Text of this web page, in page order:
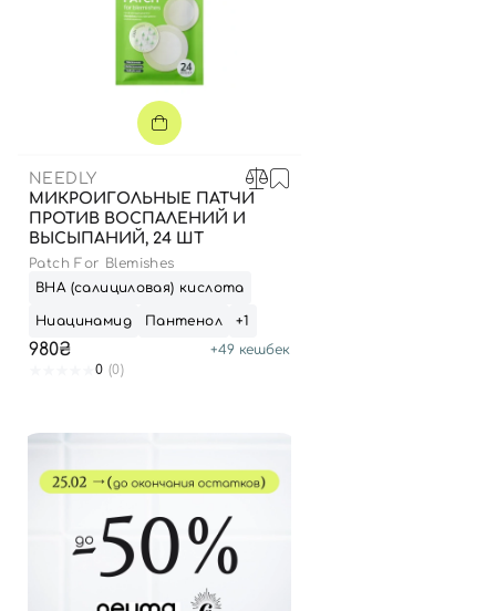
NEEDLY
МИКРОИГОЛЬНЫЕ ПАТЧИ
ПРОТИВ ВОСПАЛЕНИЙ И
ВЫСЫПАНИЙ, 24 ШТ
Patch For Blemishes
ВНА (салициловая) кислота
Ниацинамид Пантенол +1
980₴ +49кешбек
0 (0)